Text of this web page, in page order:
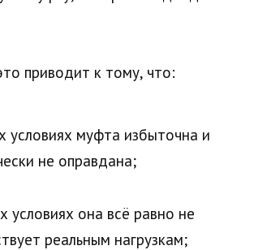
приводит к тому, что:
условиях муфта избыточна и
не оправдана;
условиях она всё равно не
реальным нагрузкам;